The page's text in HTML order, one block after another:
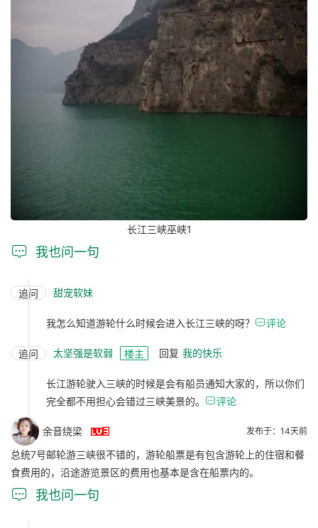
长江三峡巫峡1
 我也问一句
追问 甜宠软妹
我怎么知道游轮什么时候会进入长江三峡的呀？ 评论
追问 太坚强是软弱 楼主 回复 我的快乐
长江游轮驶入三峡的时候是会有船员通知大家的，所以你们
完全都不用担心会错过三峡美景的。 评论
余音绕梁  发布于：14天前
总统7号邮轮游三峡很不错的，游轮船票是有包含游轮上的住宿和餐
食费用的，沿途游览景区的费用也基本是含在船票内的。
 我也问一句